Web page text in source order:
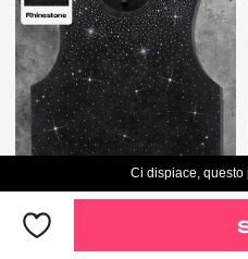
Ci dispiace, questo